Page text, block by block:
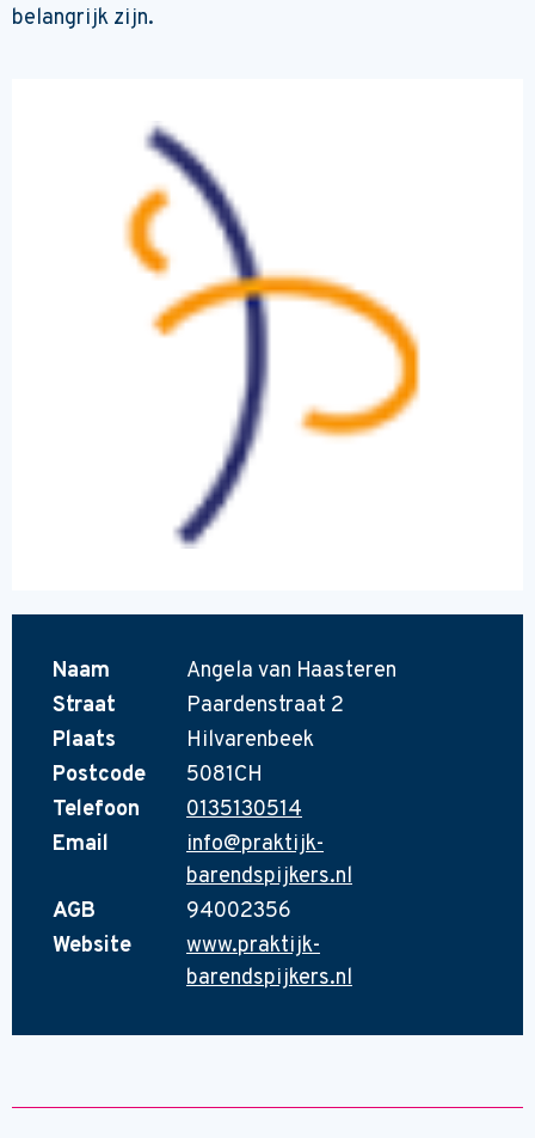
belangrijk zijn.
Naam
Angela van Haasteren
Straat
Paardenstraat 2
Plaats
Hilvarenbeek
Postcode
5081CH
Telefoon
0135130514
Email
info@praktijk-
barendspijkers.nl
AGB
94002356
Website
www.praktijk-
barendspijkers.nl